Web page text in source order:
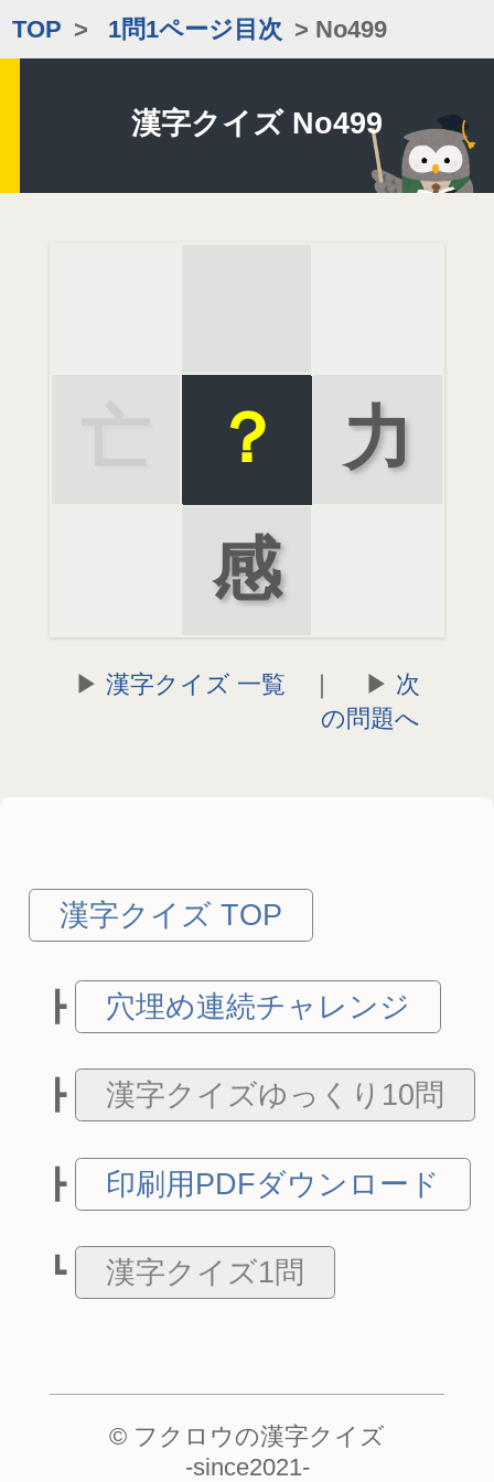
TOP > 1問1ページ目次 > No499
漢字クイズ No499
霊
？
力
感
漢字クイズ 一覧 ｜
次
の問題へ
漢字クイズ TOP
穴埋め連続チャレンジ
漢字クイズゆっくり10問
印刷用PDFダウンロード
漢字クイズ1問
© フクロウの漢字クイズ
-since2021-